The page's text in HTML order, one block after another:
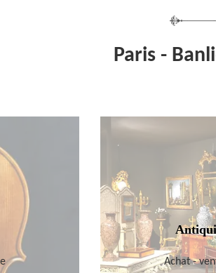
Paris -
Achat -